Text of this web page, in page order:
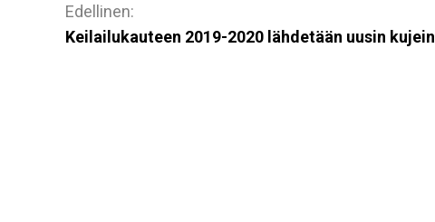
Artikkelien
selaus
Keilailukauteen 2019-2020 lähdetään uusin kujein